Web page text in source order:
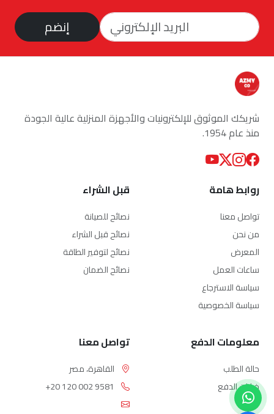
إنضم
شريكك الموثوق للإلكترونيات والأجهزة المنزلية عالية الجودة
منذ عام 1954.
روابط هامة
تواصل معنا
من نحن
المعرض
ساعات العمل
سياسة الاسترجاع
سياسة الخصوصية
قبل الشراء
نصائح للصيانة
نصائح قبل الشراء
نصائح لتوفير الطاقة
نصائح الضمان
معلومات الدفع
حالة الطلب
خيارات الدفع
تواصل معنا
القاهرة، مصر
+20 120 002 9581